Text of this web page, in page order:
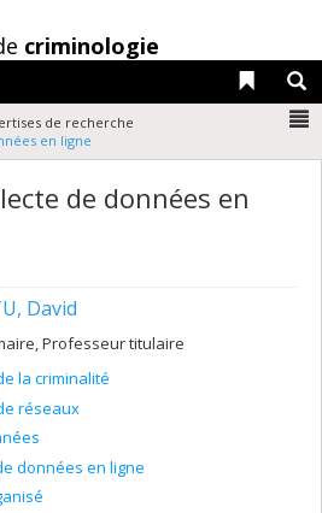
criminologie
Liens
de recherche
en ligne
de données en
David
Professeur titulaire
la criminalité
réseaux
données en ligne